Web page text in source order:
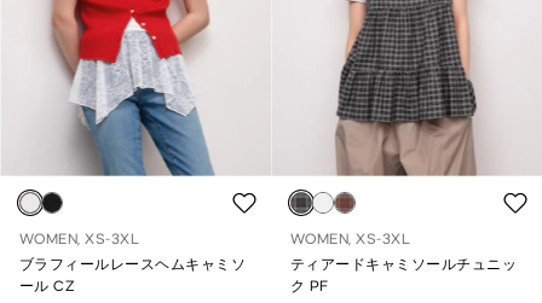
WOMEN, XS-3XL
ブラフィールレースヘムキャミソ
ール CZ
WOMEN, XS-3XL
ティアードキャミソールチュニッ
ク PF